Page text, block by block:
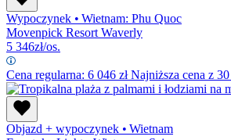
Wypoczynek • Wietnam: Phu Quoc
Movenpick Resort Waverly
5 346zł/os.
Cena regularna: 6 046 złNajniższa cena z
Objazd + wypoczynek • Wietnam